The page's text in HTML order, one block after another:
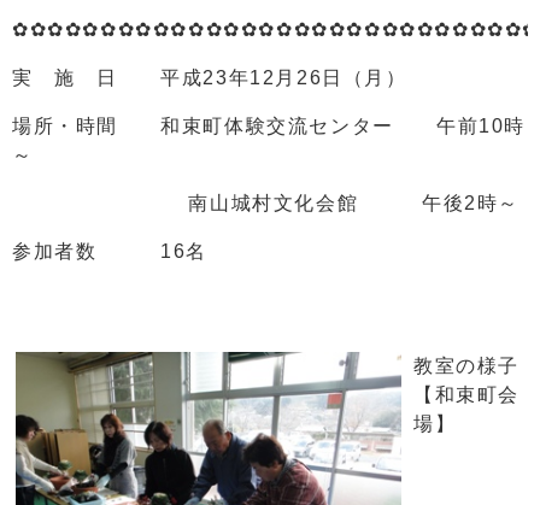
✿✿✿✿✿✿✿✿✿✿✿✿✿✿✿✿✿✿✿✿✿✿✿✿✿✿✿✿✿✿
実 施 日 平成23年12月26日（月）
場所・時間 和束町体験交流センター 午前10時
～
南山城村文化会館 午後2時～
参加者数 16名
教室の様子
【和束町会
場】